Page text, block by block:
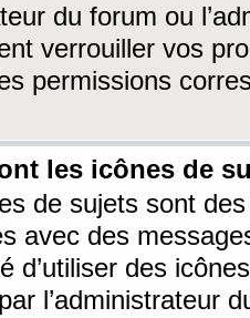
du forum ou
verrouiller vos
permissions
les icônes de
de sujets sont
avec des
d’utiliser des
l’administrateur